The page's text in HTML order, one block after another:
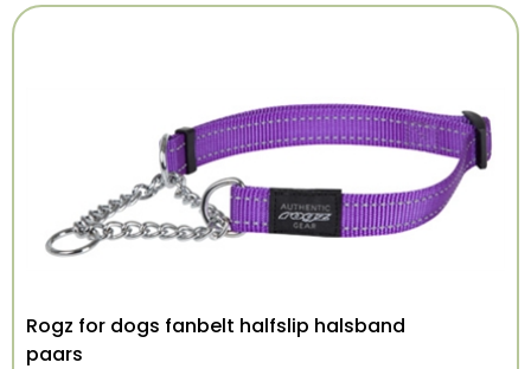
Rogz for dogs fanbelt halfslip halsband
paars